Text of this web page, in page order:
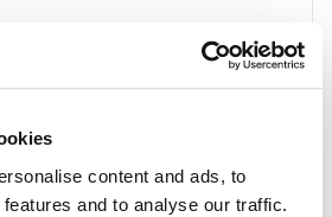
content and ads, to
and to analyse our traffic.